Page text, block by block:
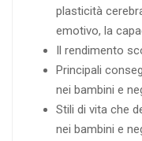
plasticità
emotivo, la
Il rendimento
Principali
nei bambini e
Stili di vita che
nei bambini e